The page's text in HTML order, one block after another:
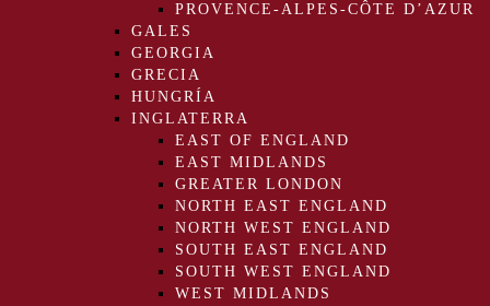
PROVENCE-ALPES-CÔTE D’AZUR
GALES
GEORGIA
GRECIA
HUNGRÍA
INGLATERRA
EAST OF ENGLAND
EAST MIDLANDS
GREATER LONDON
NORTH EAST ENGLAND
NORTH WEST ENGLAND
SOUTH EAST ENGLAND
SOUTH WEST ENGLAND
WEST MIDLANDS